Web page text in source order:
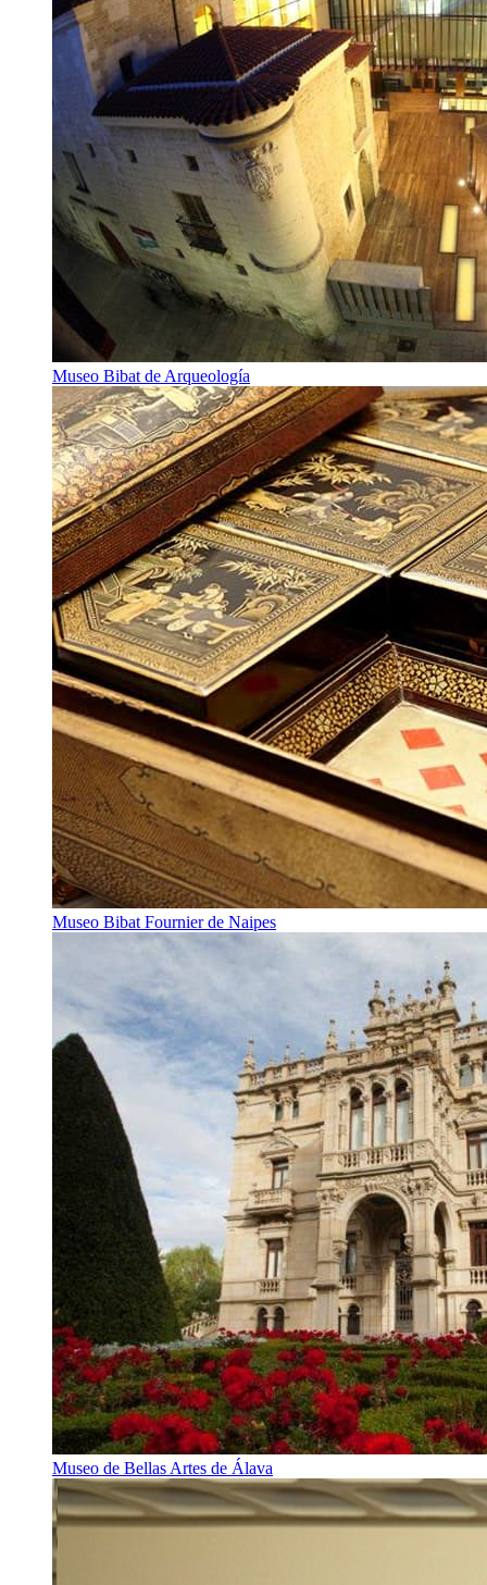
Museo Bibat de Arqueología
Museo Bibat Fournier de Naipes
Museo de Bellas Artes de Álava